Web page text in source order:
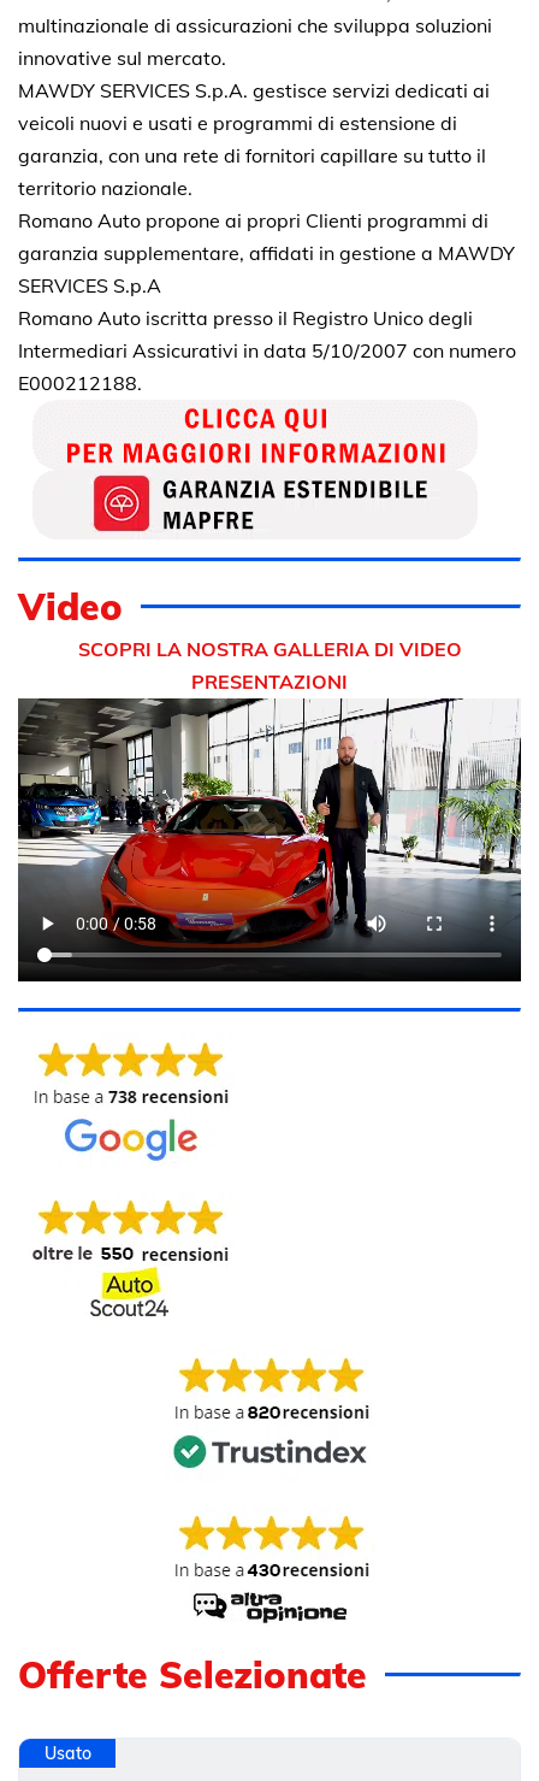
multinazionale di assicurazioni che sviluppa soluzioni
innovative sul mercato.
MAWDY SERVICES S.p.A. gestisce servizi dedicati ai
veicoli nuovi e usati e programmi di estensione di
garanzia, con una rete di fornitori capillare su tutto il
territorio nazionale.
Romano Auto propone ai propri Clienti programmi di
garanzia supplementare, affidati in gestione a MAWDY
SERVICES S.p.A
Romano Auto iscritta presso il Registro Unico degli
Intermediari Assicurativi in data 5/10/2007 con numero
E000212188.
Video
SCOPRI LA NOSTRA GALLERIA DI VIDEO
PRESENTAZIONI
Offerte Selezionate
Usato